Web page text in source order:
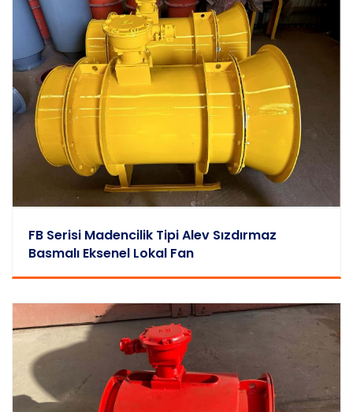
FB Serisi Madencilik Tipi Alev Sızdırmaz
Basmalı Eksenel Lokal Fan